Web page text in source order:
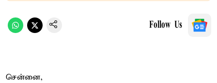
Follow Us
சென்னை,